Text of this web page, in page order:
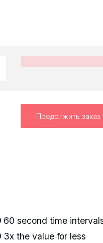
Продолжить заказ
60 second time
3x the value for less